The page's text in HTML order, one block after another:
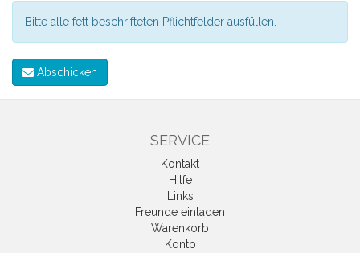
Bitte alle fett beschrifteten Pflichtfelder ausfüllen.
Abschicken
SERVICE
Kontakt
Hilfe
Links
Freunde einladen
Warenkorb
Konto